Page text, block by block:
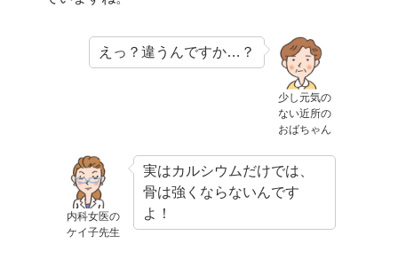
少し元気の
ない近所の
おばちゃん
えっ？違うんですか…？
内科女医の
ケイ子先生
実はカルシウムだけでは、
骨は強くならないんです
よ！